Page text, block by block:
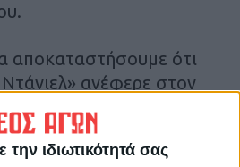
την ιδιωτικότητά σας
αποκαταστήσουμε ότι
ανέφερε στον
Π.Ε.
Τέλιος. Υπογράμμισε ότι
τόσο στο οδικό